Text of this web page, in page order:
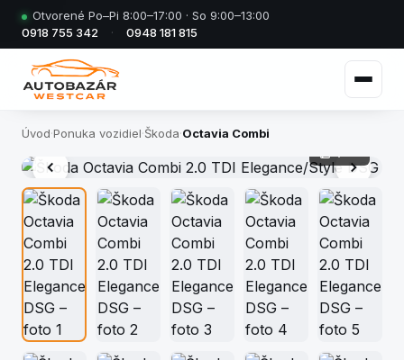
Otvorené Po–Pi 8:00–17:00 · So 9:00–13:00
0918 755 342
· 0948 181 815
Úvod·Ponuka vozidiel·Škoda·Octavia Combi